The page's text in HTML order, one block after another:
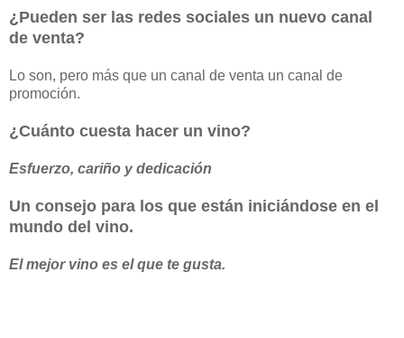
¿Pueden ser las redes sociales un nuevo canal
de venta?
Lo son, pero más que un canal de venta un canal de
promoción.
¿Cuánto cuesta hacer un vino?
Esfuerzo, cariño y dedicación
Un consejo para los que están iniciándose en el
mundo del vino.
El mejor vino es el que te gusta.